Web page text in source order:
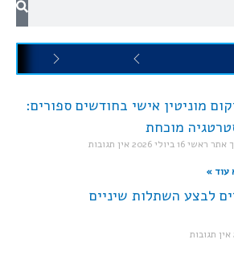
מוניטין אישי בחודשים ספורים:
מוכחת
אתר ראשי16 ביולי 2026 אין תגובות
עוד »
לבצע השתלות שיניים
אין תגובות